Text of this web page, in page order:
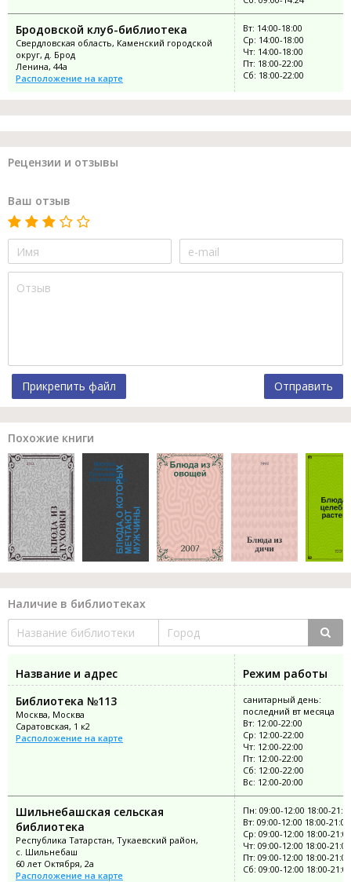
Бродовской клуб-библиотека
Свердловская область, Каменский городской
округ, д. Брод
Ленина, 44а
Расположение на карте
Вт: 14:00-18:00
Ср: 14:00-18:00
Чт: 14:00-18:00
Пт: 18:00-22:00
Сб: 18:00-22:00
Рецензии и отзывы
Ваш отзыв
Прикрепить файл Отправить
Похожие книги
Наличие в библиотеках
Название и адрес
Режим работы
Библиотека №113
Москва, Москва
Саратовская, 1 к2
Расположение на карте
санитарный день:
последний вт месяца
Вт: 12:00-22:00
Ср: 12:00-22:00
Чт: 12:00-22:00
Пт: 12:00-22:00
Сб: 12:00-22:00
Вс: 12:00-20:00
Шильнебашская сельская
библиотека
Республика Татарстан, Тукаевский район,
с. Шильнебаш
60 лет Октября, 2а
Расположение на карте
Пн: 09:00-12:00 18:00-
Вт: 09:00-12:00 18:00-21:00
Ср: 09:00-12:00 18:00-21:00
Чт: 09:00-12:00 18:00-21:00
Пт: 09:00-12:00 18:00-21:00
Сб: 09:00-12:00 18:00-21:00